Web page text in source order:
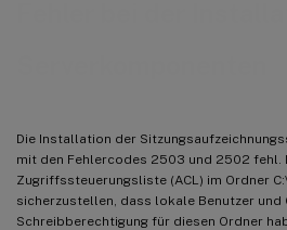
Die Installation der
mit den Fehlercodes 2503 und 2502 fehl.
Zugriffssteuerungsliste (ACL) im Ordner
sicherzustellen, dass lokale Benutzer und
Schreibberechtigung für diesen Ordner